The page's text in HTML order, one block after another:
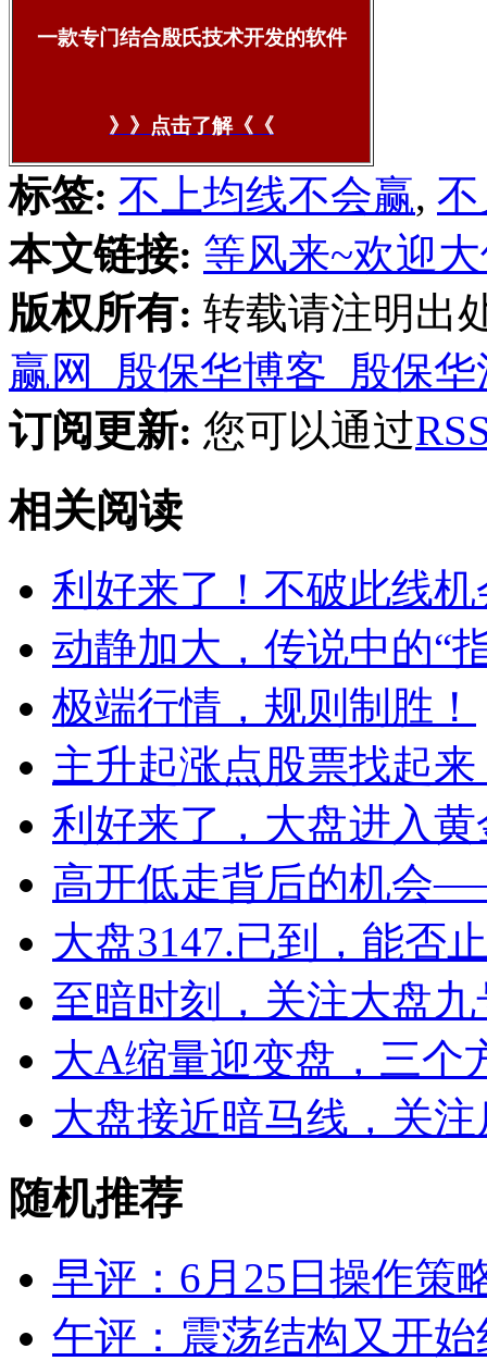
一款专门结合殷氏技术开发的软件
》》点击了解《《
标签: 不上均线不会赢,
本文链接: 等风来~欢迎
版权所有: 转载请注明出
赢网_殷保华博客_殷保
订阅更新: 您可以通过
相关阅读
利好来了！不破此线机
动静加大，传说中的“
极端行情，规则制胜！
主升起涨点股票找起来
利好来了，大盘进入
高开低走背后的机会
大盘3147.已到，能否
至暗时刻，关注大盘
大A缩量迎变盘，三个
大盘接近暗马线，关
随机推荐
早评：6月25日操作策
午评：震荡结构又开始